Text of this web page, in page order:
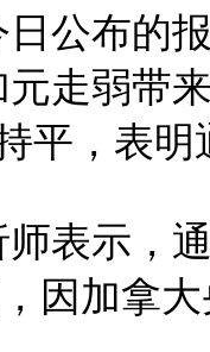
布的报
走弱带
平，表
示，通
因加拿